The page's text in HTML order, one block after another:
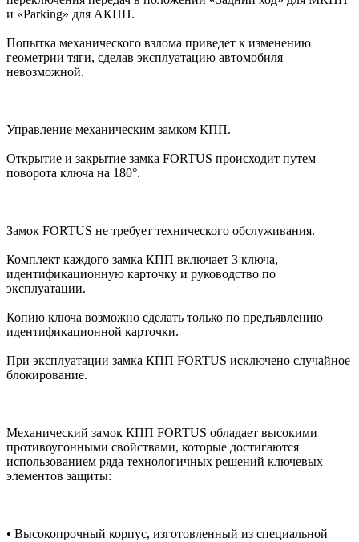
и «Parking» для АКПП.
Попытка механического взлома приведет к изменению
геометрии тяги, сделав эксплуатацию автомобиля
невозможной.
Управление механическим замком КПП.
Открытие и закрытие замка FORTUS происходит путем
поворота ключа на 180°.
Замок FORTUS не требует технического обслуживания.
Комплект каждого замка КПП включает 3 ключа,
идентификационную карточку и руководство по
эксплуатации.
Копию ключа возможно сделать только по предъявлению
идентификационной карточки.
При эксплуатации замка КПП FORTUS исключено случайное
блокирование.
Механический замок КПП FORTUS обладает высокими
противоугонными свойствами, которые достигаются
использованием ряда технологичных решений ключевых
элементов защиты:
• Высокопрочный корпус, изготовленный из специальной